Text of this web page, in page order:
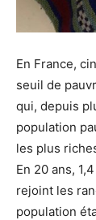
En France,
seuil de
qui, depuis
population
les plus
En 20 ans,
rejoint les
population